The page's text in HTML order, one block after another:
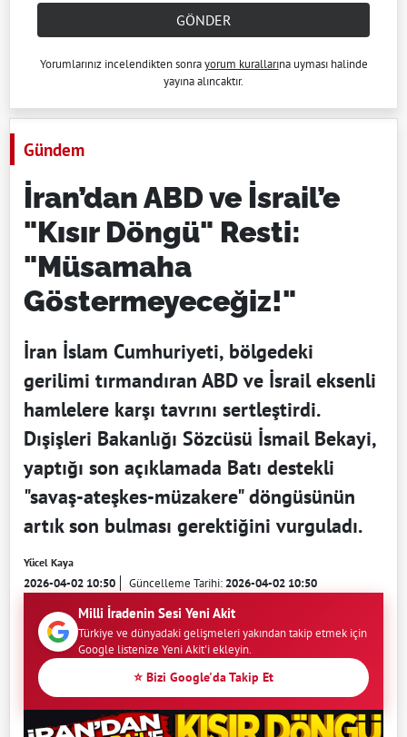
GÖNDER
Yorumlarınız incelendikten sonrayorum kurallarına uyması halinde
yayına alıncaktır.
Gündem
İran’dan ABD ve İsrail’e
"Kısır Döngü" Resti:
"Müsamaha
Göstermeyeceğiz!"
İran İslam Cumhuriyeti, bölgedeki
gerilimi tırmandıran ABD ve İsrail eksenli
hamlelere karşı tavrını sertleştirdi.
Dışişleri Bakanlığı Sözcüsü İsmail Bekayi,
yaptığı son açıklamada Batı destekli
"savaş-ateşkes-müzakere" döngüsünün
artık son bulması gerektiğini vurguladı.
Yücel Kaya
2026-04-02 10:50 Güncelleme Tarihi:2026-04-02 10:50
Milli İradenin Sesi Yeni Akit
Türkiye ve dünyadaki gelişmeleri yakından takip etmek için
Google listenize Yeni Akit'i ekleyin.
⭐ Bizi Google'da Takip Et